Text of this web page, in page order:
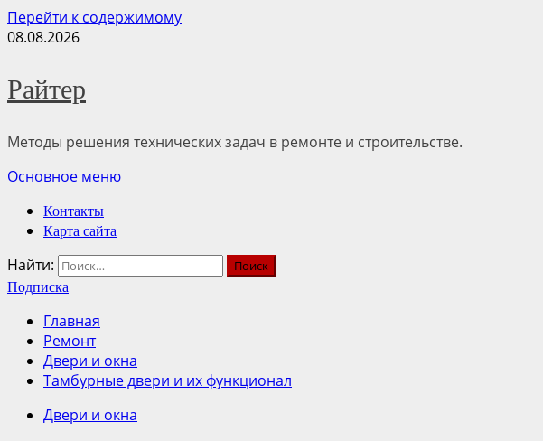
Перейти к содержимому
08.08.2026
Райтер
Методы решения технических задач в ремонте и строительстве.
Основное меню
Контакты
Карта сайта
Найти:
Подписка
Главная
Ремонт
Двери и окна
Тамбурные двери и их функционал
Двери и окна